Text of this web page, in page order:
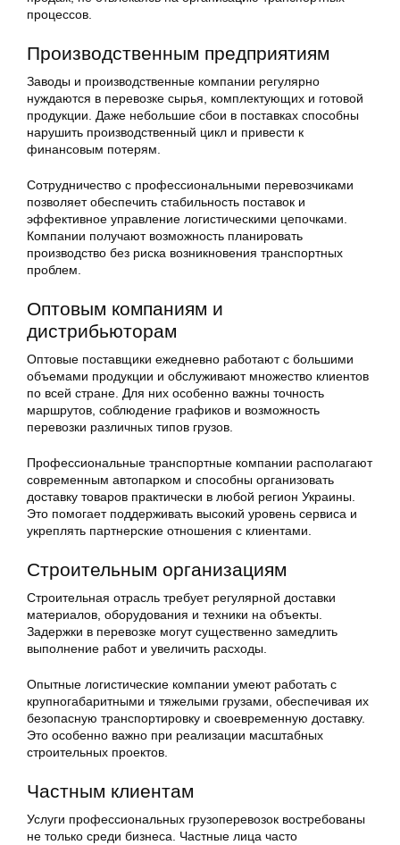
процессов.
Производственным предприятиям
Заводы и производственные компании регулярно
нуждаются в перевозке сырья, комплектующих и готовой
продукции. Даже небольшие сбои в поставках способны
нарушить производственный цикл и привести к
финансовым потерям.
Сотрудничество с профессиональными перевозчиками
позволяет обеспечить стабильность поставок и
эффективное управление логистическими цепочками.
Компании получают возможность планировать
производство без риска возникновения транспортных
проблем.
Оптовым компаниям и
дистрибьюторам
Оптовые поставщики ежедневно работают с большими
объемами продукции и обслуживают множество клиентов
по всей стране. Для них особенно важны точность
маршрутов, соблюдение графиков и возможность
перевозки различных типов грузов.
Профессиональные транспортные компании располагают
современным автопарком и способны организовать
доставку товаров практически в любой регион Украины.
Это помогает поддерживать высокий уровень сервиса и
укреплять партнерские отношения с клиентами.
Строительным организациям
Строительная отрасль требует регулярной доставки
материалов, оборудования и техники на объекты.
Задержки в перевозке могут существенно замедлить
выполнение работ и увеличить расходы.
Опытные логистические компании умеют работать с
крупногабаритными и тяжелыми грузами, обеспечивая их
безопасную транспортировку и своевременную доставку.
Это особенно важно при реализации масштабных
строительных проектов.
Частным клиентам
Услуги профессиональных грузоперевозок востребованы
не только среди бизнеса. Частные лица часто